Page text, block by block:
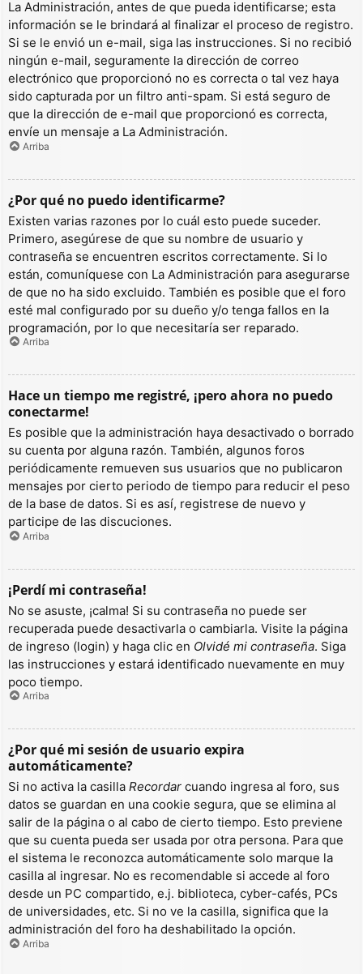
La Administración, antes de que pueda identificarse; esta
información se le brindará al finalizar el proceso de registro.
Si se le envió un e-mail, siga las instrucciones. Si no recibió
ningún e-mail, seguramente la dirección de correo
electrónico que proporcionó no es correcta o tal vez haya
sido capturada por un filtro anti-spam. Si está seguro de
que la dirección de e-mail que proporcionó es correcta,
envíe un mensaje a La Administración.
Arriba
¿Por qué no puedo identificarme?
Existen varias razones por lo cuál esto puede suceder.
Primero, asegúrese de que su nombre de usuario y
contraseña se encuentren escritos correctamente. Si lo
están, comuníquese con La Administración para asegurarse
de que no ha sido excluido. También es posible que el foro
esté mal configurado por su dueño y/o tenga fallos en la
programación, por lo que necesitaría ser reparado.
Arriba
Hace un tiempo me registré, ¡pero ahora no puedo
conectarme!
Es posible que la administración haya desactivado o borrado
su cuenta por alguna razón. También, algunos foros
periódicamente remueven sus usuarios que no publicaron
mensajes por cierto periodo de tiempo para reducir el peso
de la base de datos. Si es así, registrese de nuevo y
participe de las discuciones.
Arriba
¡Perdí mi contraseña!
No se asuste, ¡calma! Si su contraseña no puede ser
recuperada puede desactivarla o cambiarla. Visite la página
de ingreso (login) y haga clic en Olvidé mi contraseña. Siga
las instrucciones y estará identificado nuevamente en muy
poco tiempo.
Arriba
¿Por qué mi sesión de usuario expira
automáticamente?
Si no activa la casilla Recordar cuando ingresa al foro, sus
datos se guardan en una cookie segura, que se elimina al
salir de la página o al cabo de cierto tiempo. Esto previene
que su cuenta pueda ser usada por otra persona. Para que
el sistema le reconozca automáticamente solo marque la
casilla al ingresar. No es recomendable si accede al foro
desde un PC compartido, e.j. biblioteca, cyber-cafés, PCs
de universidades, etc. Si no ve la casilla, significa que la
administración del foro ha deshabilitado la opción.
Arriba